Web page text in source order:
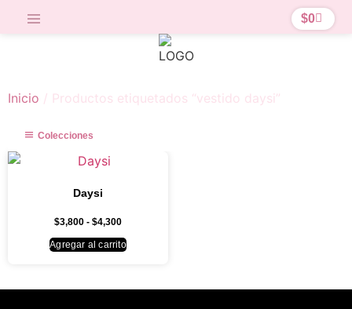
$0
Inicio / Productos etiquetados “vestido daysi”
Colecciones
Daysi
$3,800 - $4,300
Agregar al carrito